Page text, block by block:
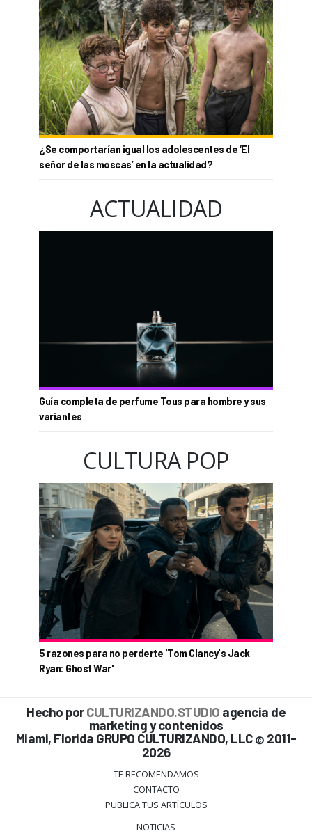
¿Se comportarían igual los adolescentes de ‘El
señor de las moscas’ en la actualidad?
ACTUALIDAD
Guía completa de perfume Tous para hombre y sus
variantes
CULTURA POP
5 razones para no perderte 'Tom Clancy's Jack
Ryan: Ghost War'
Hecho porCULTURIZANDO.STUDIO agencia de
marketing y contenidos
Miami, Florida GRUPO CULTURIZANDO, LLC © 2011-
2026
TE RECOMENDAMOS
CONTACTO
PUBLICA TUS ARTÍCULOS
NOTICIAS